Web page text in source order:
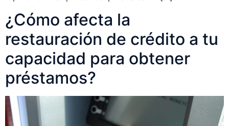
¿Cómo afecta la
restauración de crédito a tu
capacidad para obtener
préstamos?